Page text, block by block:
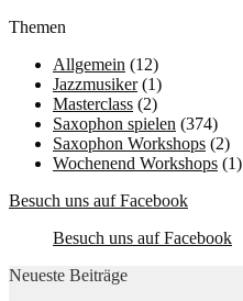
Themen
Allgemein (12)
Jazzmusiker(1)
Masterclass (2)
Saxophon spielen (374)
Saxophon Workshops (2)
Wochenend Workshops (1)
Besuch uns auf Facebook
Besuch uns auf Facebook
Neueste Beiträge